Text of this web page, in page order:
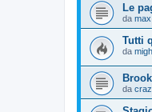
Le
da max
Tutti
da
da